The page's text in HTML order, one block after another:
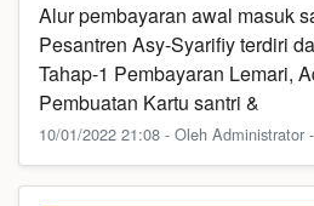
Alur pembayaran awal masuk
Pesantren Asy-Syarifiy terdiri
Tahap-1 Pembayaran Lemari,
Pembuatan Kartu santri &
10/01/2022 21:08 - Oleh Administrator